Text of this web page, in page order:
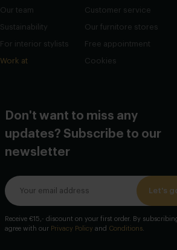
Our team
Sustainability
For interior stylists
Work at
Customer service
Our furnitore stores
Free appointment
Cookies
Don't want to miss any
updates? Subscribe to our
newsletter
Let's
Receive €15,- discount on your first order. By
agree with our Privacy Policy and Conditions